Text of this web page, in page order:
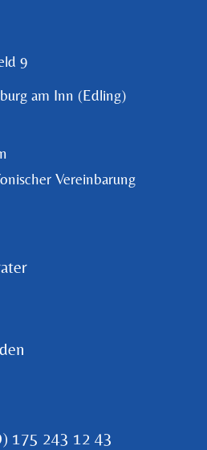
9
am Inn (Edling)
Vereinbarung
175 243 12 43